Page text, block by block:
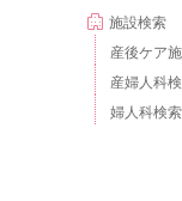
施設検索
産後ケア
産婦人科
婦人科検索